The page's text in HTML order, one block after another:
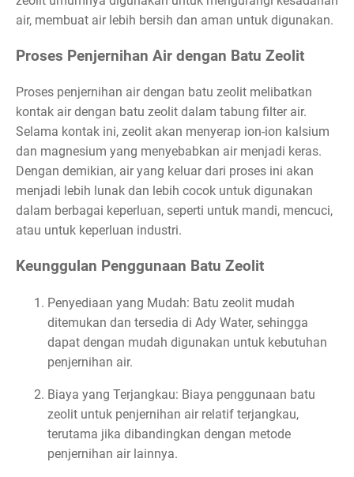
air, membuat air lebih bersih dan aman untuk digunakan.
Proses Penjernihan Air dengan Batu Zeolit
Proses penjernihan air dengan batu zeolit melibatkan
kontak air dengan batu zeolit dalam tabung filter air.
Selama kontak ini, zeolit akan menyerap ion-ion kalsium
dan magnesium yang menyebabkan air menjadi keras.
Dengan demikian, air yang keluar dari proses ini akan
menjadi lebih lunak dan lebih cocok untuk digunakan
dalam berbagai keperluan, seperti untuk mandi, mencuci,
atau untuk keperluan industri.
Keunggulan Penggunaan Batu Zeolit
Penyediaan yang Mudah: Batu zeolit mudah
ditemukan dan tersedia di Ady Water, sehingga
dapat dengan mudah digunakan untuk kebutuhan
penjernihan air.
Biaya yang Terjangkau: Biaya penggunaan batu
zeolit untuk penjernihan air relatif terjangkau,
terutama jika dibandingkan dengan metode
penjernihan air lainnya.